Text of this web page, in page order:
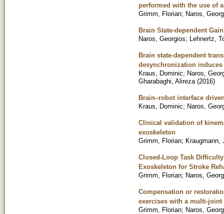
performed with the use of
Grimm, Florian; Naros,
Brain State-dependent
Naros, Georgios; Lehnertz,
Brain state-dependent
desynchronization
Kraus, Dominic; Naros,
Gharabaghi, Alireza (2016)
Brain–robot interface
Kraus, Dominic; Naros,
Clinical validation of
exoskeleton
Grimm, Florian; Kraugmann,
Closed-Loop Task
Exoskeleton for Stroke
Grimm, Florian; Naros,
Compensation or
exercises with a multi-joint
Grimm, Florian; Naros,